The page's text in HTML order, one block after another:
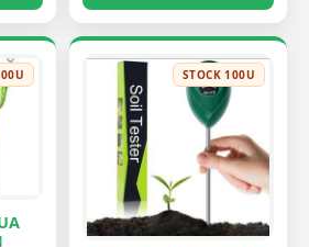
STOCK 100U